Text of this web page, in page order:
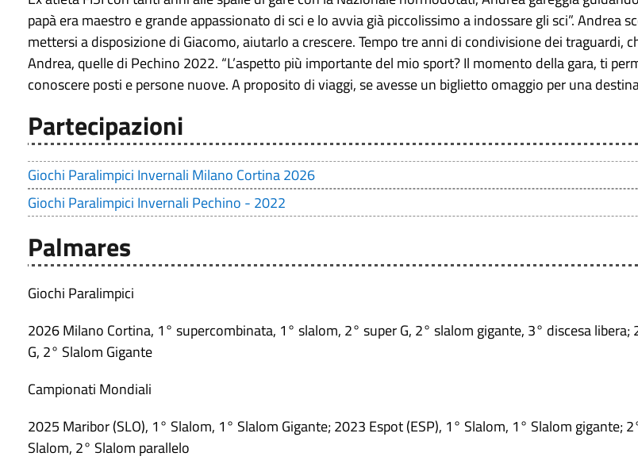
papà era maestro e grande appassionato di sci e lo avvia già piccolissimo a indossare gli sci”. Andrea
mettersi a disposizione di Giacomo, aiutarlo a crescere. Tempo tre anni di condivisione dei traguardi,
Andrea, quelle di Pechino 2022. “L’aspetto più importante del mio sport? Il momento della gara, ti
conoscere posti e persone nuove. A proposito di viaggi, se avesse un biglietto omaggio per una
Partecipazioni
Giochi Paralimpici Invernali Milano Cortina 2026
Giochi Paralimpici Invernali Pechino - 2022
Palmares
Giochi Paralimpici
2026 Milano Cortina, 1° supercombinata, 1° slalom, 2° super G, 2° slalom gigante, 3° discesa
G, 2° Slalom Gigante
Campionati Mondiali
2025 Maribor (SLO), 1° Slalom, 1° Slalom Gigante; 2023 Espot (ESP), 1° Slalom, 1° Slalom gigante;
Slalom, 2° Slalom parallelo